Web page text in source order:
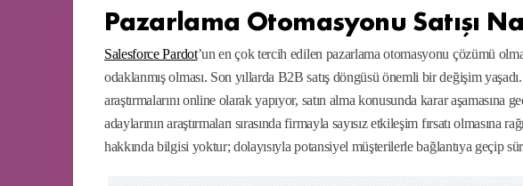
Pazarlama Otomasyonu Satışı
Salesforce Pardot’un en çok tercih edilen pazarlama otomasyonu çözümü
odaklanmış olması. Son yıllarda B2B satış döngüsü önemli bir değişim
araştırmalarını online olarak yapıyor, satın alma konusunda karar
adaylarının araştırmaları sırasında firmayla sayısız etkileşim fırsatı olmasına
hakkında bilgisi yoktur; dolayısıyla potansiyel müşterilerle bağlantıya geçip